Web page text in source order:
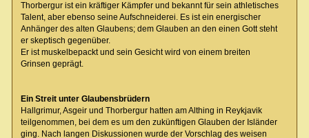
Thorbergur ist ein kräftiger Kämpfer und bekannt für sein athletisches
Talent, aber ebenso seine Aufschneiderei. Es ist ein energischer
Anhänger des alten Glaubens; dem Glauben an den einen Gott steht
er skeptisch gegenüber.
Er ist muskelbepackt und sein Gesicht wird von einem breiten
Grinsen geprägt.
Ein Streit unter Glaubensbrüdern
Hallgrimur, Asgeir und Thorbergur hatten am Althing in Reykjavik
teilgenommen, bei dem es um den zukünftigen Glauben der Isländer
ging. Nach langen Diskussionen wurde der Vorschlag des weisen